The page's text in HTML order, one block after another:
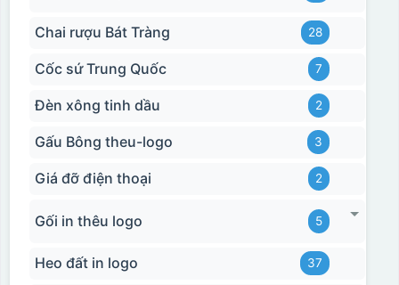
Chai rượu Bát Tràng 28
Cốc sứ Trung Quốc 7
Đèn xông tinh dầu 2
Gấu Bông theu-logo 3
Giá đỡ điện thoại 2
Gối in thêu logo 5
Heo đất in logo 37